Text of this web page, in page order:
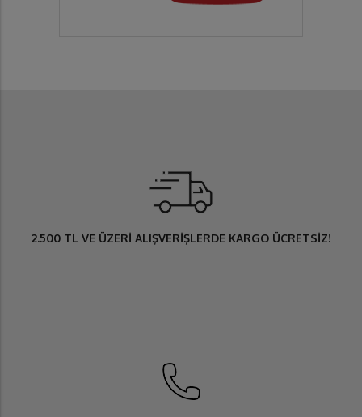
2.500 TL VE ÜZERİ ALIŞVERİŞLERDE KARGO ÜCRETSİZ!